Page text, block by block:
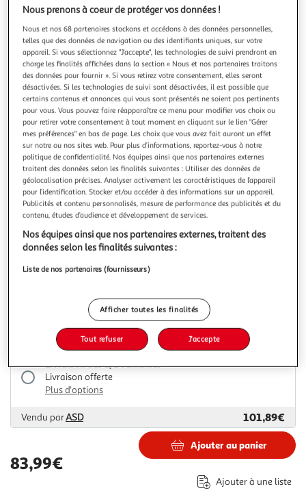
précédentesuivante
Livraison offerte
VIDAXL
Support a double rouleau pour remorque de bateau 2
pcs 59-84 cm
Ces supports a double rouleau ont un cadre en acier et
peuvent etre installes sur votre remorque de bateau pour
soutenir la partie inferieure du bateau, ce qui en fait une
partie indispensable de votre remorque de bateau. Etant
donne que la hauteur de nos supports a double rouleau
peut etre reglee e
En savoir +
Vendu parVidaXL
Livraison dès 4/5 jours
Livraison offerte
Plus d'options
Vendu parVidaXL
Plus d'options
Vendu parMultishop 84,79€
Livraison dès 1/2 semaines
Livraison offerte
Plus d'options
Vendu parASD 101,89€
83,99€
Ajouter au panier
Ajouter à une liste
Nous prenons à coeur de protéger vos données !
Nous et nos 68 partenaires stockons et accédons à des données personnelles,
telles que des données de navigation ou des identifiants uniques, sur votre
appareil. Si vous sélectionnez "J'accepte", les technologies de suivi prendront en
charge les finalités affichées dans la section « Nous et nos partenaires traitons
des données pour fournir ». Si vous retirez votre consentement, elles seront
désactivées. Si les technologies de suivi sont désactivées, il est possible que
certains contenus et annonces qui vous sont présentés ne soient pas pertinents
pour vous. Vous pouvez faire réapparaître ce menu pour modifier vos choix ou
pour retirer votre consentement à tout moment en cliquant sur le lien "Gérer
mes préférences" en bas de page. Les choix que vous avez fait auront un effet
sur notre ou nos sites web. Pour plus d’informations, reportez-vous à notre
politique de confidentialité. Nos équipes ainsi que nos partenaires externes
traitent des données selon les finalités suivantes : Utiliser des données de
géolocalisation précises. Analyser activement les caractéristiques de l’appareil
pour l’identification. Stocker et/ou accéder à des informations sur un appareil.
Publicités et contenu personnalisés, mesure de performance des publicités et du
contenu, études d’audience et développement de services.
Nos équipes ainsi que nos partenaires externes, traitent des
données selon les finalités suivantes :
Liste de nos partenaires (fournisseurs)
Afficher toutes les finalités
Tout refuser J'accepte